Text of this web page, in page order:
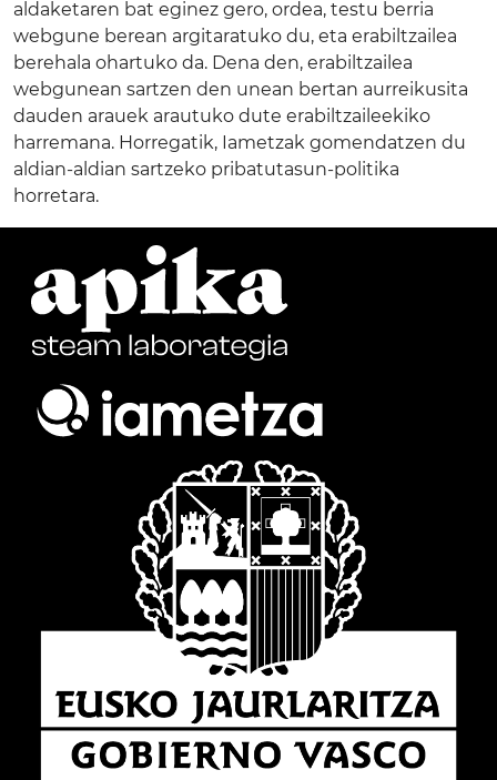
aldaketaren bat eginez gero, ordea, testu berria
webgune berean argitaratuko du, eta erabiltzailea
berehala ohartuko da. Dena den, erabiltzailea
webgunean sartzen den unean bertan aurreikusita
dauden arauek arautuko dute erabiltzaileekiko
harremana. Horregatik, Iametzak gomendatzen du
aldian-aldian sartzeko pribatutasun-politika
horretara.